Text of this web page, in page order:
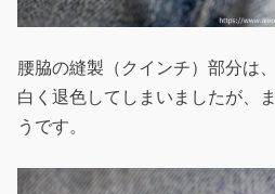
腰脇の縫製（クインチ）部分は
白く退色してしまいましたが、
うです。